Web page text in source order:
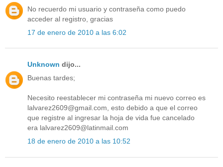
No recuerdo mi usuario y contraseña como puedo
acceder al registro, gracias
17 de enero de 2010 a las 6:02
Unknown dijo...
Buenas tardes;
Necesito reestablecer mi contraseña mi nuevo correo es
lalvarez2609@gmail.com, esto debido a que el correo
que registre al ingresar la hoja de vida fue cancelado
era lalvarez2609@latinmail.com
18 de enero de 2010 a las 10:52